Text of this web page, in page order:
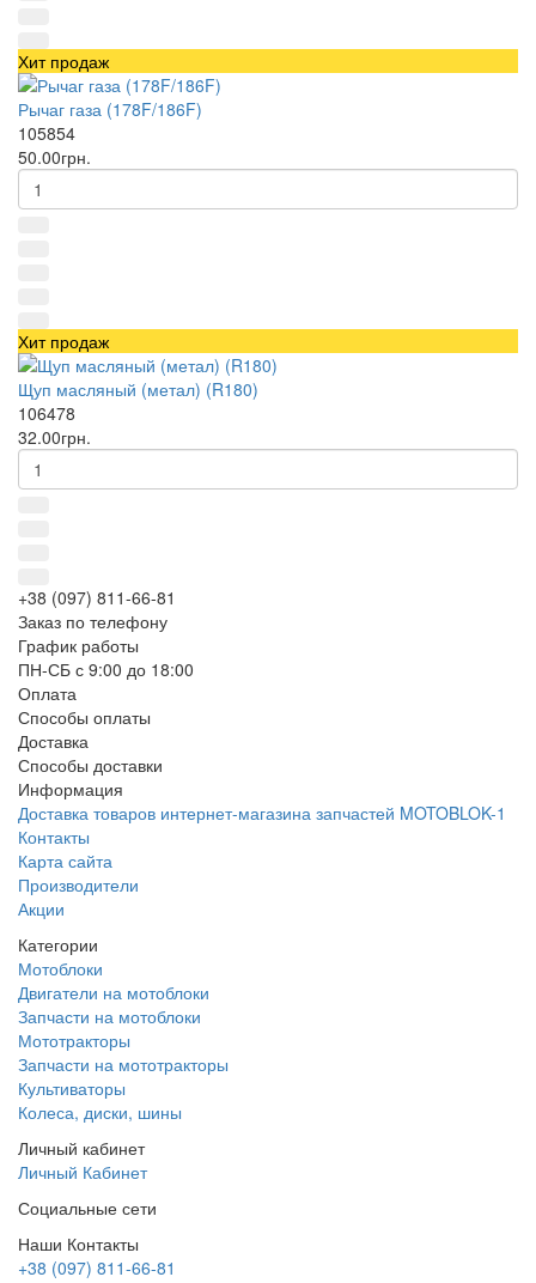
Хит продаж
Рычаг газа (178F/186F)
105854
50.00грн.
Хит продаж
Щуп масляный (метал) (R180)
106478
32.00грн.
+38 (097) 811-66-81
Заказ по телефону
График работы
ПН-СБ с 9:00 до 18:00
Оплата
Способы оплаты
Доставка
Способы доставки
Информация
Доставка товаров интернет-магазина запчастей MOTOBLOK-1
Контакты
Карта сайта
Производители
Акции
Категории
Мотоблоки
Двигатели на мотоблоки
Запчасти на мотоблоки
Мототракторы
Запчасти на мототракторы
Культиваторы
Колеса, диски, шины
Личный кабинет
Личный Кабинет
Социальные сети
Наши Контакты
+38 (097) 811-66-81